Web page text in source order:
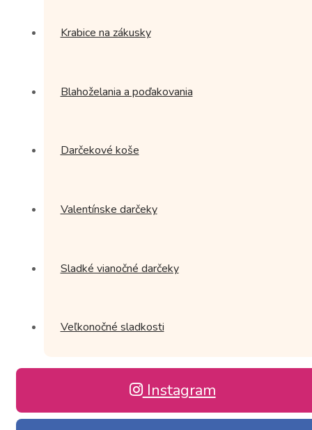
Krabice na zákusky
Blahoželania a poďakovania
Darčekové koše
Valentínske darčeky
Sladké vianočné darčeky
Veľkonočné sladkosti
Instagram